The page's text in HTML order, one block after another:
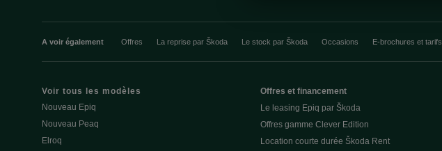
A voir également Offres La reprise par Škoda Le stock par Škoda Occasions E-brochures et tarifs
Voir tous les modèles
Nouveau Epiq
Nouveau Peaq
Elroq
Offres et financement
Le leasing Epiq par Škoda
Offres gamme Clever Edition
Location courte durée Škoda Rent